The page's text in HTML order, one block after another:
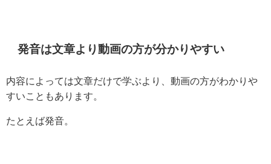
発音は文章より動画の方が分かりやすい
内容によっては文章だけで学ぶより、動画の方がわかりや
すいこともあります。
たとえば発音。